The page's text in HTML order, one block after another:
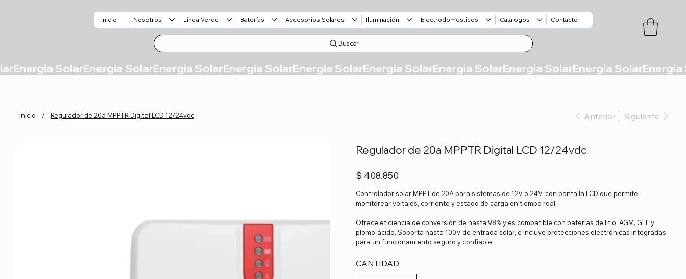
Inicio Nosotros Linea Verde Baterías Accesorios Solares Iluminación Electrodomesticos Catálogos Contácto
Buscar
Inicio / Regulador de 20a MPPTR Digital LCD 12/24vdc Anterior Siguiente
Regulador de 20a MPPTR Digital LCD 12/24vdc
Precio
$ 408.850
Controlador solar MPPT de 20A para sistemas de 12V o 24V, con pantalla LCD que permite
monitorear voltajes, corriente y estado de carga en tiempo real.
Ofrece eficiencia de conversión de hasta 98% y es compatible con baterías de litio, AGM, GEL y
plomo-ácido. Soporta hasta 100V de entrada solar, e incluye protecciones electrónicas integradas
para un funcionamiento seguro y confiable.
CANTIDAD